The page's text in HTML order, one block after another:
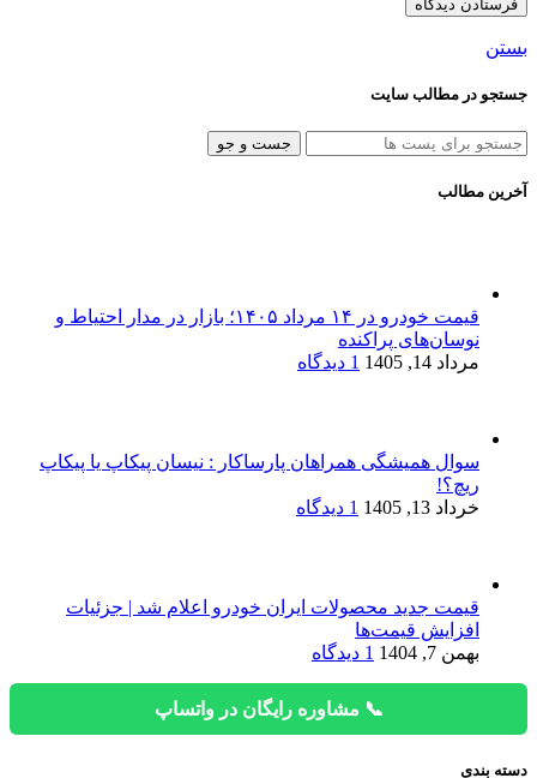
بستن
جستجو در مطالب سایت
جست و جو
آخرین مطالب
قیمت خودرو در ۱۴ مرداد ۱۴۰۵؛ بازار در مدار احتیاط و
نوسان‌های پراکنده
مرداد 14, 1405
1 دیدگاه
سوال همیشگی همراهان پارساکار : نیسان پیکاپ یا پیکاپ
ریچ؟!
خرداد 13, 1405
1 دیدگاه
قیمت جدید محصولات ایران خودرو اعلام شد | جزئیات
افزایش قیمت‌ها
بهمن 7, 1404
1 دیدگاه
📞 مشاوره رایگان در واتساپ
دسته بندی